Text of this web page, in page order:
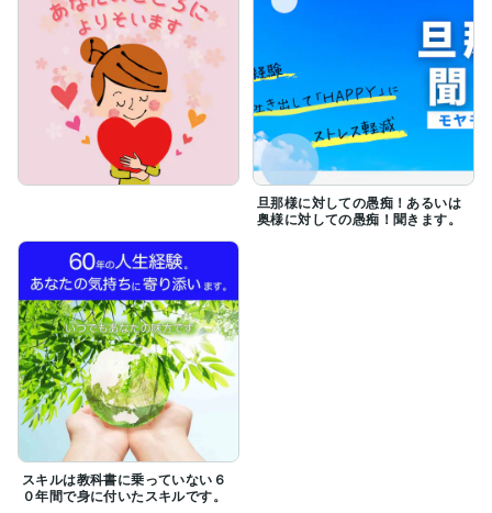
旦那様に対しての愚痴！あるいは
奥様に対しての愚痴！聞きます。
スキルは教科書に乗っていない６
０年間で身に付いたスキルです。